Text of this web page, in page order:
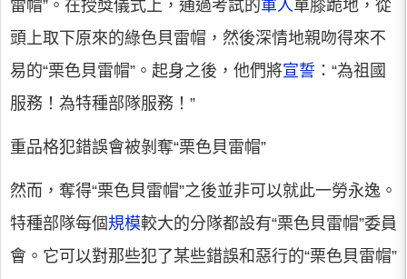
雷帽”。在授獎儀式上，通過考試的軍人單膝跪地，從
頭上取下原來的綠色貝雷帽，然後深情地親吻得來不
易的“栗色貝雷帽”。起身之後，他們將宣誓 ：“為祖國
服務！為特種部隊服務！”
重品格犯錯誤會被剝奪“栗色貝雷帽”
然而，奪得“栗色貝雷帽”之後並非可以就此一勞永逸。
特種部隊每個規模較大的分隊都設有“栗色貝雷帽”委員
會。它可以對那些犯了某些錯誤和惡行的“栗色貝雷帽”